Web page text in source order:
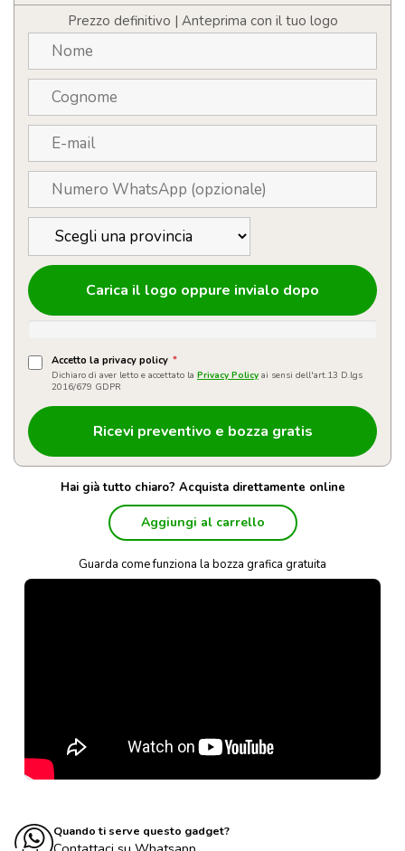
Prezzo definitivo | Anteprima con il tuo logo
Carica il logo oppure invialo dopo
Accetto la privacy policy *
Dichiaro di aver letto e accettato la Privacy Policy ai sensi dell'art.13 D.lgs
2016/679 GDPR
Hai già tutto chiaro? Acquista direttamente online
Aggiungi al carrello
Guarda come funziona la bozza grafica gratuita
Quando ti serve questo gadget?